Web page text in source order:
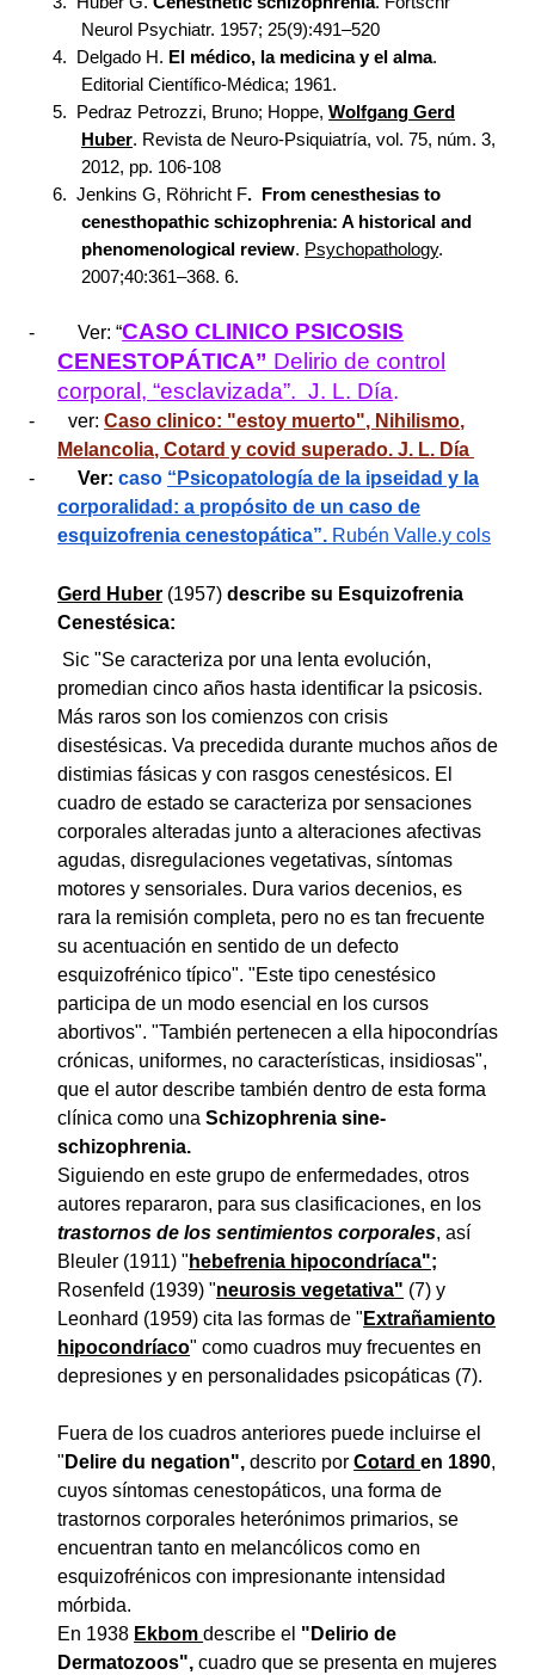
Neurol Psychiatr. 1957; 25(9):491–520
4.
Delgado H. El médico, la medicina y el alma.
Editorial Científico-Médica; 1961.
5.
Pedraz Petrozzi, Bruno; Hoppe,Wolfgang Gerd
Huber. Revista de Neuro-Psiquiatría, vol. 75, núm. 3,
2012, pp. 106-108
6. Jenkins G, Röhricht F. From cenesthesias to
cenesthopathic schizophrenia: A historical and
phenomenological review. Psychopathology.
2007;40:361–368. 6.
- Ver: “CASO CLINICO PSICOSIS
CENESTOPÁTICA” Delirio de control
corporal, “esclavizada”. J. L. Día.
- ver:Caso clinico: "estoy muerto", Nihilismo,
Melancolia, Cotard y covid superado. J. L. Día
-
Ver:caso “Psicopatología de la ipseidad y la
corporalidad: a propósito de un caso de
esquizofrenia cenestopática”. Rubén Valle.y cols
Gerd Huber (1957)describe su Esquizofrenia
Cenestésica:
Sic "Se caracteriza por una lenta evolución,
promedian cinco años hasta identificar la psicosis.
Más raros son los comienzos con crisis
disestésicas. Va precedida durante muchos años de
distimias fásicas y con rasgos cenestésicos. El
cuadro de estado se caracteriza por sensaciones
corporales alteradas junto a alteraciones afectivas
agudas, disregulaciones vegetativas, síntomas
motores y sensoriales. Dura varios decenios, es
rara la remisión completa, pero no es tan frecuente
su acentuación en sentido de un defecto
esquizofrénico típico". "Este tipo cenestésico
participa de un modo esencial en los cursos
abortivos". "También pertenecen a ella hipocondrías
crónicas, uniformes, no características, insidiosas",
que el autor describe también dentro de esta forma
clínica como unaSchizophrenia sine-
schizophrenia.
Siguiendo en este grupo de enfermedades, otros
autores repararon, para sus clasificaciones, en los
trastornos de los sentimientos corporales, así
Bleuler (1911) " hebefrenia hipocondríaca";
Rosenfeld (1939) "neurosis vegetativa" (7) y
Leonhard (1959) cita las formas de " Extrañamiento
hipocondríaco" como cuadros muy frecuentes en
depresiones y en personalidades psicopáticas (7).
Fuera de los cuadros anteriores puede incluirse el
" Delire du negation", descrito porCotarden 1890,
cuyos síntomas cenestopáticos, una forma de
trastornos corporales heterónimos primarios, se
encuentran tanto en melancólicos como en
esquizofrénicos con impresionante intensidad
mórbida.
En 1938 Ekbomdescribe el "Delirio de
Dermatozoos", cuadro que se presenta en mujeres